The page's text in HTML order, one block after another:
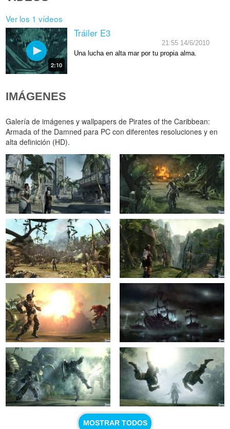
Ver los 1 vídeos
2:10
Tráiler E3
21:55 14/6/2010
Una lucha en alta mar por tu propia alma.
IMÁGENES
Galería de imágenes y wallpapers de Pirates of the Caribbean:
Armada of the Damned para PC con diferentes resoluciones y en
alta definición (HD).
MOSTRAR TODOS